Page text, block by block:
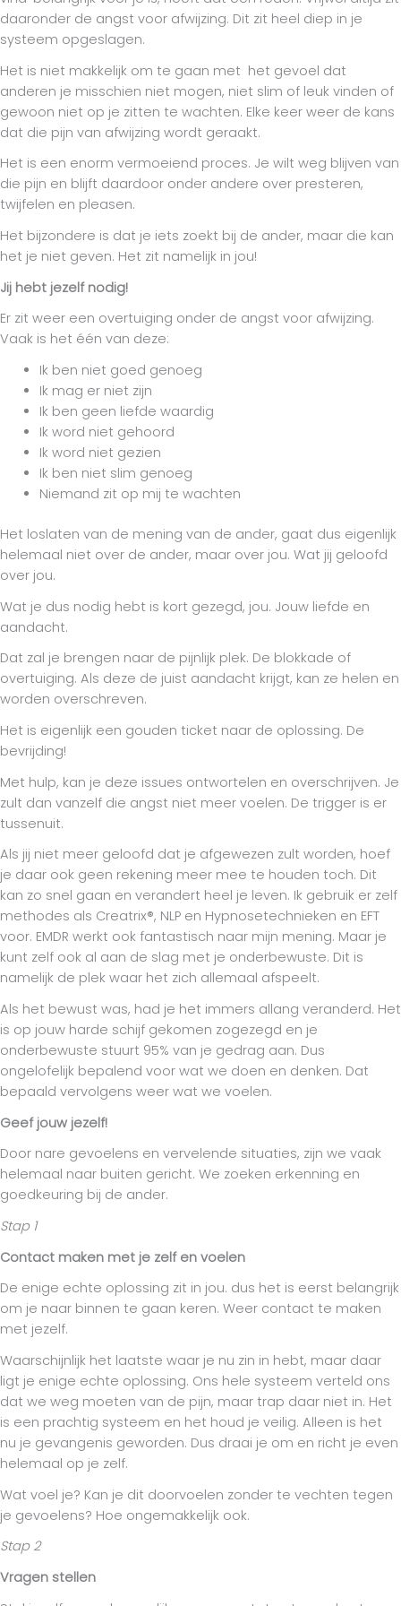
daaronder de angst voor afwijzing. Dit zit heel diep in je
systeem opgeslagen.
Het is niet makkelijk om te gaan met het gevoel dat
anderen je misschien niet mogen, niet slim of leuk vinden of
gewoon niet op je zitten te wachten. Elke keer weer de kans
dat die pijn van afwijzing wordt geraakt.
Het is een enorm vermoeiend proces. Je wilt weg blijven van
die pijn en blijft daardoor onder andere over presteren,
twijfelen en pleasen.
Het bijzondere is dat je iets zoekt bij de ander, maar die kan
het je niet geven. Het zit namelijk in jou!
Jij hebt jezelf nodig!
Er zit weer een overtuiging onder de angst voor afwijzing.
Vaak is het één van deze:
Ik ben niet goed genoeg
Ik mag er niet zijn
Ik ben geen liefde waardig
Ik word niet gehoord
Ik word niet gezien
Ik ben niet slim genoeg
Niemand zit op mij te wachten
Het loslaten van de mening van de ander, gaat dus eigenlijk
helemaal niet over de ander, maar over jou. Wat jij geloofd
over jou.
Wat je dus nodig hebt is kort gezegd, jou. Jouw liefde en
aandacht.
Dat zal je brengen naar de pijnlijk plek. De blokkade of
overtuiging. Als deze de juist aandacht krijgt, kan ze helen en
worden overschreven.
Het is eigenlijk een gouden ticket naar de oplossing. De
bevrijding!
Met hulp, kan je deze issues ontwortelen en overschrijven. Je
zult dan vanzelf die angst niet meer voelen. De trigger is er
tussenuit.
Als jij niet meer geloofd dat je afgewezen zult worden, hoef
je daar ook geen rekening meer mee te houden toch. Dit
kan zo snel gaan en verandert heel je leven. Ik gebruik er zelf
methodes als Creatrix®, NLP en Hypnosetechnieken en EFT
voor. EMDR werkt ook fantastisch naar mijn mening. Maar je
kunt zelf ook al aan de slag met je onderbewuste. Dit is
namelijk de plek waar het zich allemaal afspeelt.
Als het bewust was, had je het immers allang veranderd. Het
is op jouw harde schijf gekomen zogezegd en je
onderbewuste stuurt 95% van je gedrag aan. Dus
ongelofelijk bepalend voor wat we doen en denken. Dat
bepaald vervolgens weer wat we voelen.
Geef jouw jezelf!
Door nare gevoelens en vervelende situaties, zijn we vaak
helemaal naar buiten gericht. We zoeken erkenning en
goedkeuring bij de ander.
Stap 1
Contact maken met je zelf en voelen
De enige echte oplossing zit in jou. dus het is eerst belangrijk
om je naar binnen te gaan keren. Weer contact te maken
met jezelf.
Waarschijnlijk het laatste waar je nu zin in hebt, maar daar
ligt je enige echte oplossing. Ons hele systeem verteld ons
dat we weg moeten van de pijn, maar trap daar niet in. Het
is een prachtig systeem en het houd je veilig. Alleen is het
nu je gevangenis geworden. Dus draai je om en richt je even
helemaal op je zelf.
Wat voel je? Kan je dit doorvoelen zonder te vechten tegen
je gevoelens? Hoe ongemakkelijk ook.
Stap 2
Vragen stellen